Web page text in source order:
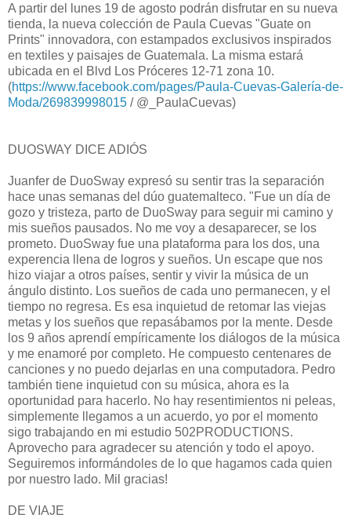
A partir del lunes 19 de agosto podrán disfrutar en su nueva
tienda, la nueva colección de Paula Cuevas "Guate on
Prints" innovadora, con estampados exclusivos inspirados
en textiles y paisajes de Guatemala. La misma estará
ubicada en el Blvd Los Próceres 12-71 zona 10.
(https://www.facebook.com/pages/Paula-Cuevas-Galería-de-
Moda/269839998015 / @_PaulaCuevas)
DUOSWAY DICE ADIÓS
Juanfer de DuoSway expresó su sentir tras la separación
hace unas semanas del dúo guatemalteco. "Fue un día de
gozo y tristeza, parto de DuoSway para seguir mi camino y
mis sueños pausados. No me voy a desaparecer, se los
prometo. DuoSway fue una plataforma para los dos, una
experencia llena de logros y sueños. Un escape que nos
hizo viajar a otros países, sentir y vivir la música de un
ángulo distinto. Los sueños de cada uno permanecen, y el
tiempo no regresa. Es esa inquietud de retomar las viejas
metas y los sueños que repasábamos por la mente. Desde
los 9 años aprendí empíricamente los diálogos de la música
y me enamoré por completo. He compuesto centenares de
canciones y no puedo dejarlas en una computadora. Pedro
también tiene inquietud con su música, ahora es la
oportunidad para hacerlo. No hay resentimientos ni peleas,
simplemente llegamos a un acuerdo, yo por el momento
sigo trabajando en mi estudio 502PRODUCTIONS.
Aprovecho para agradecer su atención y todo el apoyo.
Seguiremos informándoles de lo que hagamos cada quien
por nuestro lado. Mil gracias!
DE VIAJE